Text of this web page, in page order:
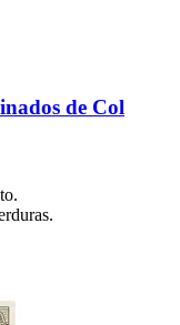
de Col